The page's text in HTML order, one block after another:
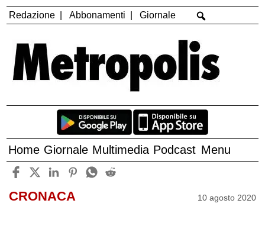
Redazione Abbonamenti Giornale
Home Giornale Multimedia Podcast Menu
CRONACA 10 agosto 2020